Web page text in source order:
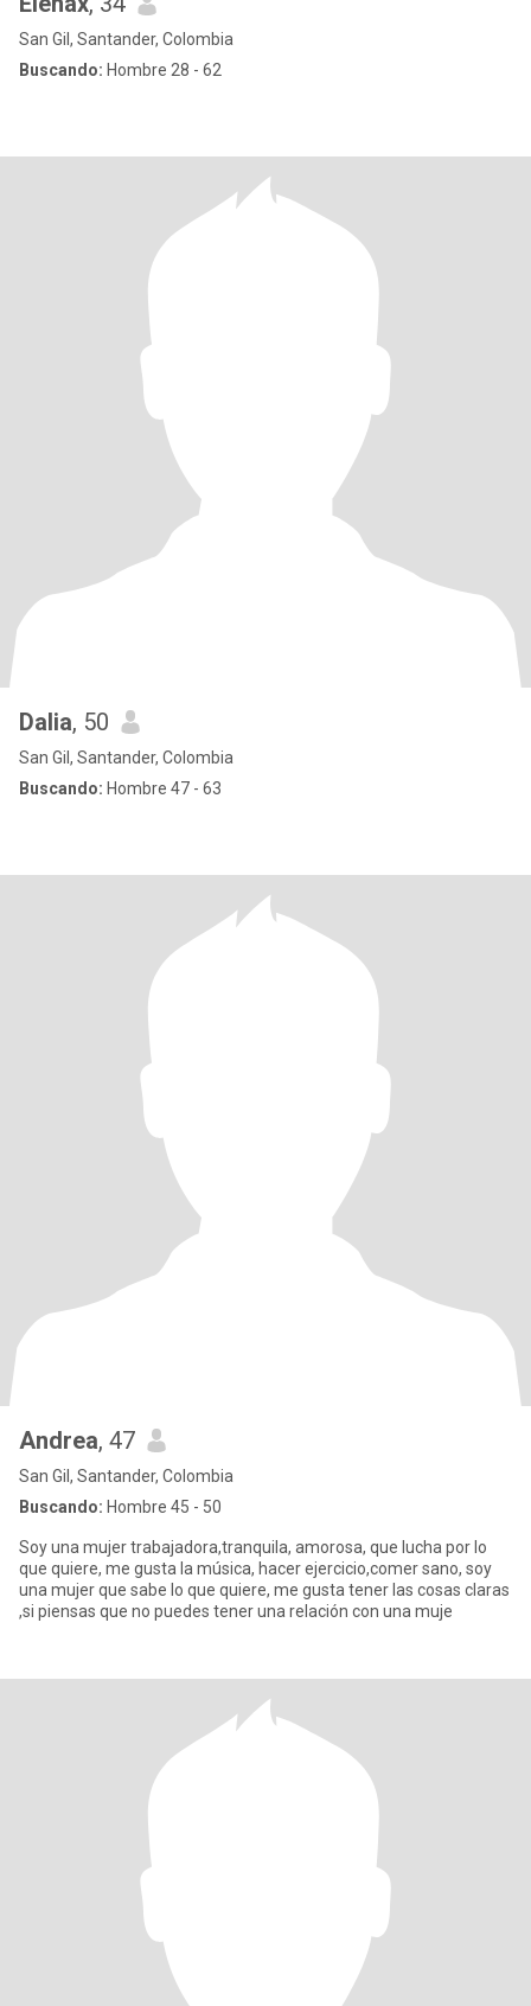
San Gil, Santander, Colombia
Buscando: Hombre 28 - 62
Dalia, 50
San Gil, Santander, Colombia
Buscando: Hombre 47 - 63
Andrea, 47
San Gil, Santander, Colombia
Buscando: Hombre 45 - 50
Soy una mujer trabajadora,tranquila, amorosa, que lucha por lo
que quiere, me gusta la música, hacer ejercicio,comer sano, soy
una mujer que sabe lo que quiere, me gusta tener las cosas claras
,si piensas que no puedes tener una relación con una muje